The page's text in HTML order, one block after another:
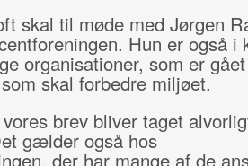
skal til møde med Jørgen
Hun er også i
organisationer, som er
skal forbedre miljøet.
vores brev bliver taget
gælder også hos
der har mange af de